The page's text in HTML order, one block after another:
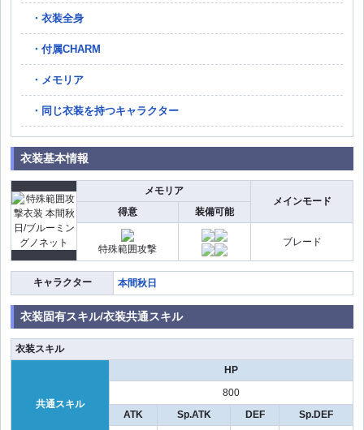
衣装全身
付属CHARM
メモリア
同じ衣装を持つキャラクター
衣装基本情報
メモリア
メインモード
得意
装備可能
特殊範囲攻撃
ブレード
キャラクター 本間秋日
衣装固有スキル/衣装共通スキル
衣装スキル
共通スキル
HP
800
ATK
Sp.ATK DEF
Sp.DEF